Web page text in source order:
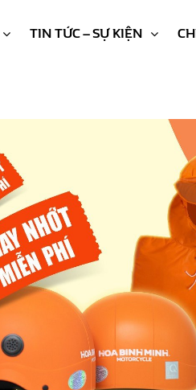
TIN TỨC – SỰ KIỆN